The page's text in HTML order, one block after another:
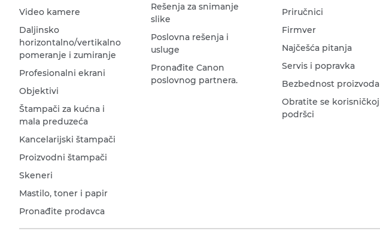
Video kamere
Daljinsko
horizontalno/vertikalno
pomeranje i zumiranje
Profesionalni ekrani
Objektivi
Štampači za kućna i
mala preduzeća
Kancelarijski štampači
Proizvodni štampači
Skeneri
Mastilo, toner i papir
Pronađite prodavca
Rešenja za snimanje
slike
Poslovna rešenja i
usluge
Pronađite Canon
poslovnog partnera.
Priručnici
Firmver
Najčešća pitanja
Servis i popravka
Bezbednost proizvoda
Obratite se korisničkoj
podršci